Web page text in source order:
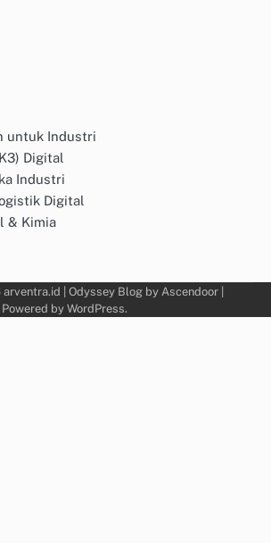
untuk Industri
Digital
Industri
Digital
& Kimia
arventra.id | Odyssey Blog by Ascendoor
Powered by WordPress.